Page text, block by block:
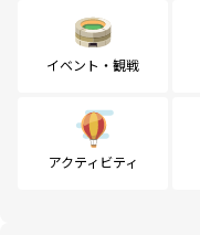
イベント・観戦
アクティビティ